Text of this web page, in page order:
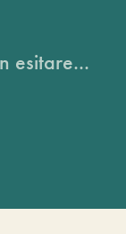
esitare...